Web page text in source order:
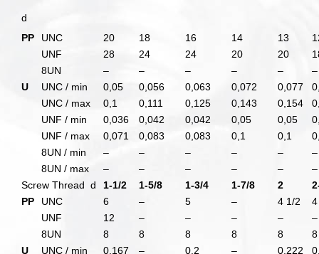
d
PP UNC 20 18 16 14 13
UNF
28 24 24 20 20
8UN
– – – – –
–
U
UNC / min 0,05 0,056 0,063 0,072 0,077
UNC / max
0,1 0,111 0,125 0,143 0,154
UNF / min
0,036 0,042 0,042 0,05 0,05
UNF / max
0,071 0,083 0,083 0,1 0,1
8UN / min
– – – – –
–
8UN / max
– – – – –
–
Screw Thread d
1-1/2 1-5/8 1-3/4 1-7/8 2
PP
UNC 6 – 5 – 4 1/2
UNF
12 – – – –
–
8UN
8 8 8 8 8
8
U
UNC / min 0,167 – 0,2 – 0,222